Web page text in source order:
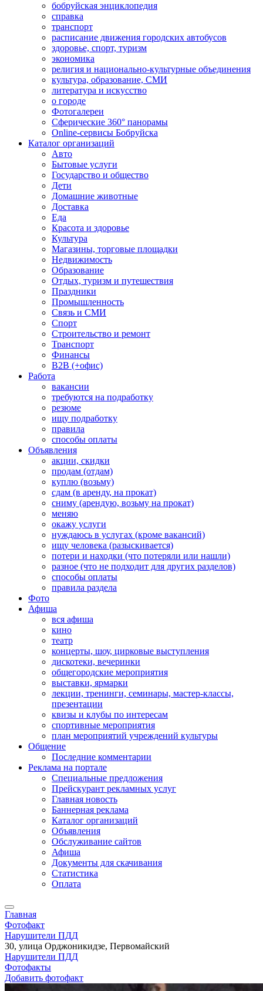
бобруйская энциклопедия
справка
транспорт
расписание движения городских автобусов
здоровье, спорт, туризм
экономика
религия и национально-культурные объединения
культура, образование, СМИ
литература и искусство
о городе
Фотогалереи
Сферические 360° панорамы
Online-сервисы Бобруйска
Каталог организаций
Авто
Бытовые услуги
Государство и общество
Дети
Домашние животные
Доставка
Еда
Красота и здоровье
Культура
Магазины, торговые площадки
Недвижимость
Образование
Отдых, туризм и путешествия
Праздники
Промышленность
Связь и СМИ
Спорт
Строительство и ремонт
Транспорт
Финансы
B2B (+офис)
Работа
вакансии
требуются на подработку
резюме
ищу подработку
правила
способы оплаты
Объявления
акции, скидки
продам (отдам)
куплю (возьму)
сдам (в аренду, на прокат)
сниму (арендую, возьму на прокат)
меняю
окажу услуги
нуждаюсь в услугах (кроме вакансий)
ищу человека (разыскивается)
потери и находки (что потеряли или нашли)
разное (что не подходит для других разделов)
способы оплаты
правила раздела
Фото
Афиша
вся афиша
кино
театр
концерты, шоу, цирковые выступления
дискотеки, вечеринки
общегородские мероприятия
выставки, ярмарки
лекции, тренинги, семинары, мастер-классы,
презентации
квизы и клубы по интересам
спортивные мероприятия
план мероприятий учреждений культуры
Общение
Последние комментарии
Реклама на портале
Специальные предложения
Прейскурант рекламных услуг
Главная новость
Баннерная реклама
Каталог организаций
Объявления
Обслуживание сайтов
Афиша
Документы для скачивания
Статистика
Оплата
Главная
Фотофакт
Нарушители ПДД
30, улица Орджоникидзе, Первомайский
Нарушители ПДД
Фотофакты
Добавить фотофакт